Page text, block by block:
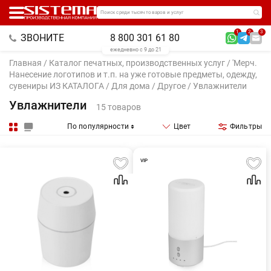
Поиск среди тысяч товаров и услуг
ЗВОНИТЕ 8 800 301 61 80
1 2 3
ежедневно с 9 до 21
Главная / Каталог печатных, производственных услуг / 'Мерч.
Нанесение логотипов и т.п. на уже готовые предметы, одежду,
сувениры ИЗ КАТАЛОГА / Для дома / Другое / Увлажнители
Увлажнители 15 товаров
По популярности Цвет Фильтры
VIP